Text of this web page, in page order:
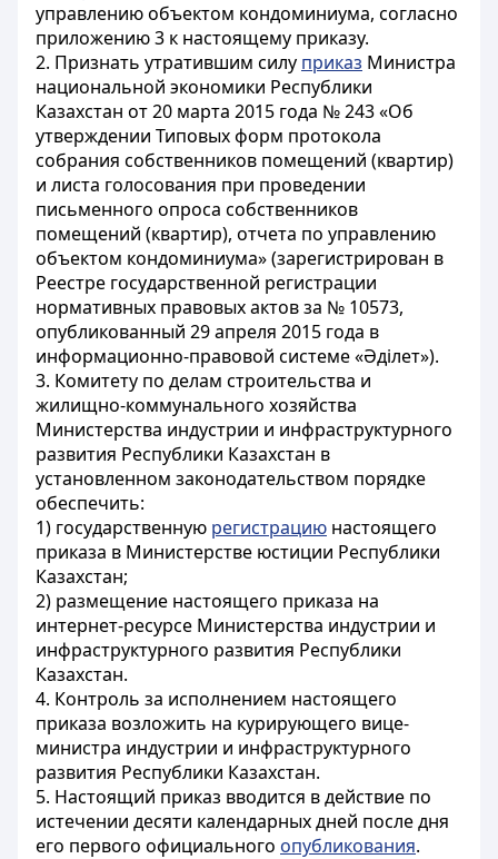
управлению объектом кондоминиума, согласно
приложению 3 к настоящему приказу.
2. Признать утратившим силу приказ Министра
национальной экономики Республики
Казахстан от 20 марта 2015 года № 243 «Об
утверждении Типовых форм протокола
собрания собственников помещений (квартир)
и листа голосования при проведении
письменного опроса собственников
помещений (квартир), отчета по управлению
объектом кондоминиума» (зарегистрирован в
Реестре государственной регистрации
нормативных правовых актов за № 10573,
опубликованный 29 апреля 2015 года в
информационно-правовой системе «Әділет»).
3. Комитету по делам строительства и
жилищно-коммунального хозяйства
Министерства индустрии и инфраструктурного
развития Республики Казахстан в
установленном законодательством порядке
обеспечить:
1) государственную регистрацию настоящего
приказа в Министерстве юстиции Республики
Казахстан;
2) размещение настоящего приказа на
интернет-ресурсе Министерства индустрии и
инфраструктурного развития Республики
Казахстан.
4. Контроль за исполнением настоящего
приказа возложить на курирующего вице-
министра индустрии и инфраструктурного
развития Республики Казахстан.
5. Настоящий приказ вводится в действие по
истечении десяти календарных дней после дня
его первого официального опубликования.